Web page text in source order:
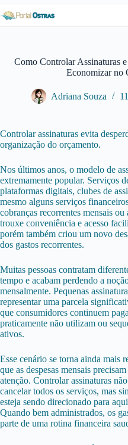
Pular
para
Como Controlar Assinaturas
Economizar no
Adriana Souza
Controlar assinaturas evita
organização do orçamento.
Nos últimos anos, o modelo de
extremamente popular. Serviços
plataformas digitais, clubes de
mesmo alguns serviços
cobranças recorrentes mensais ou
trouxe conveniência e acesso
porém também criou um novo
dos gastos recorrentes.
Muitas pessoas contratam
tempo e acabam perdendo a
mensalmente. Pequenas
representar uma parcela
que consumidores continuem
praticamente não utilizam ou
ativos.
Esse cenário se torna ainda mais
que as despesas mensais
atenção. Controlar assinaturas
cancelar todos os serviços, mas
esteja sendo direcionado para
Quando bem administrados, os
parte de uma rotina financeira